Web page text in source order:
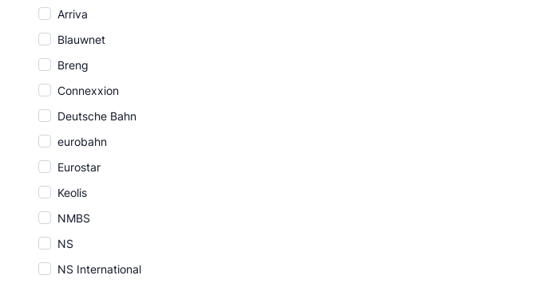
Arriva
Blauwnet
Breng
Connexxion
Deutsche Bahn
eurobahn
Eurostar
Keolis
NMBS
NS
NS International